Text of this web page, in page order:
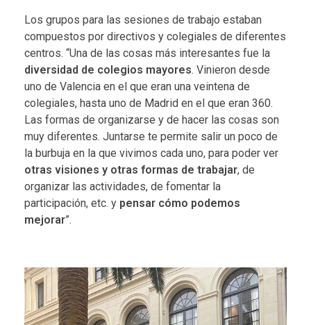
Los grupos para las sesiones de trabajo estaban
compuestos por directivos y colegiales de diferentes
centros. “Una de las cosas más interesantes fue la
diversidad de colegios mayores. Vinieron desde
uno de Valencia en el que eran una veintena de
colegiales, hasta uno de Madrid en el que eran 360.
Las formas de organizarse y de hacer las cosas son
muy diferentes. Juntarse te permite salir un poco de
la burbuja en la que vivimos cada uno, para poder ver
otras visiones y otras formas de trabajar, de
organizar las actividades, de fomentar la
participación, etc. y pensar cómo podemos
mejorar”.